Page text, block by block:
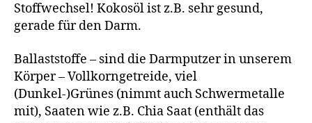
Stoffwechsel! Kokosöl ist z.B. sehr gesund,
gerade für den Darm.
Ballaststoffe – sind die Darmputzer in unserem
Körper – Vollkorngetreide, viel
(Dunkel-)Grünes (nimmt auch Schwermetalle
mit), Saaten wie z.B. Chia Saat (enthält das